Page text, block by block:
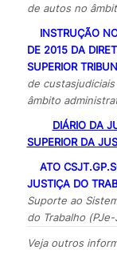
de autos no
INSTRUÇÃO
DE 2015 DA
SUPERIOR
de custas
âmbito
DIÁRIO DA
SUPERIOR DA
ATO
JUSTIÇA DO
Suporte ao
do Trabalho
Veja outros